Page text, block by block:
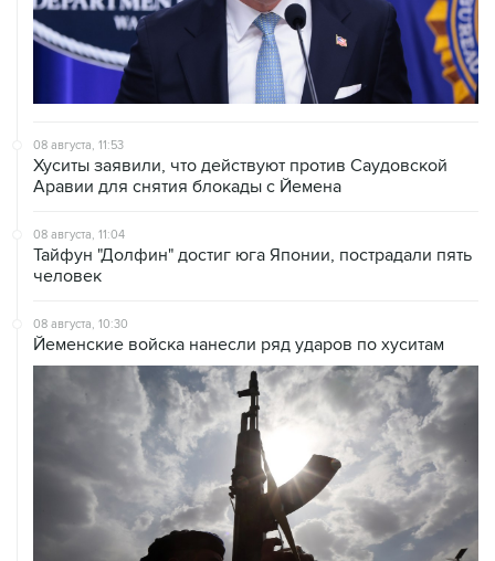
08 августа, 11:53
Хуситы заявили, что действуют против Саудовской
Аравии для снятия блокады с Йемена
08 августа, 11:04
Тайфун "Долфин" достиг юга Японии, пострадали пять
человек
08 августа, 10:30
Йеменские войска нанесли ряд ударов по хуситам